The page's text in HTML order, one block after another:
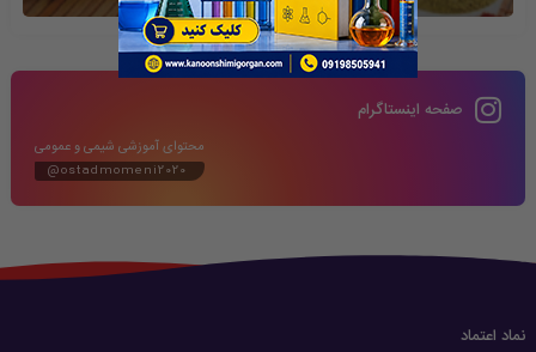
صفحه اینستاگرام
محتوای آموزشی شیمی و عمومی
@ostadmomeni2020
نماد اعتماد